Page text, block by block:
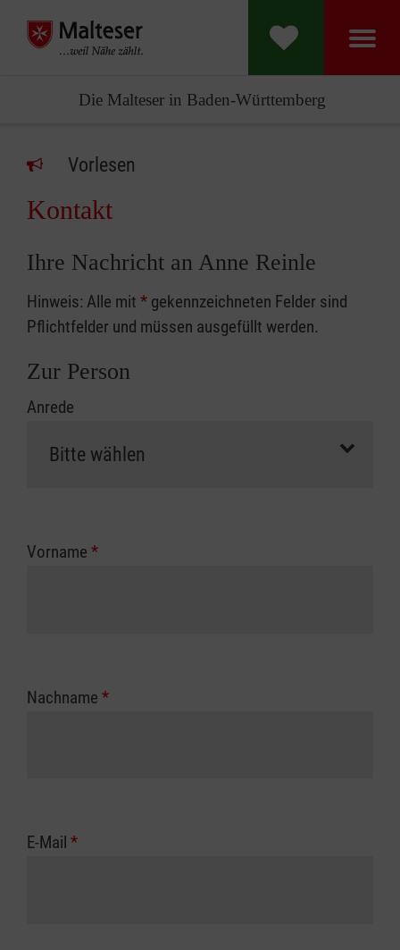
Die Malteser in Baden-Württemberg
Vorlesen
Kontakt
Ihre Nachricht an Anne Reinle
Hinweis: Alle mit * gekennzeichneten Felder sind
Pflichtfelder und müssen ausgefüllt werden.
Zur Person
Anrede
Vorname *
Nachname *
E-Mail *